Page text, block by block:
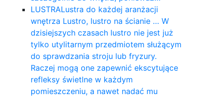
LUSTRALustra do każdej aranżacji
wnętrza Lustro, lustro na ścianie … W
dzisiejszych czasach lustro nie jest już
tylko utylitarnym przedmiotem służącym
do sprawdzania stroju lub fryzury.
Raczej mogą one zapewnić ekscytujące
refleksy świetlne w każdym
pomieszczeniu, a nawet nadać mu